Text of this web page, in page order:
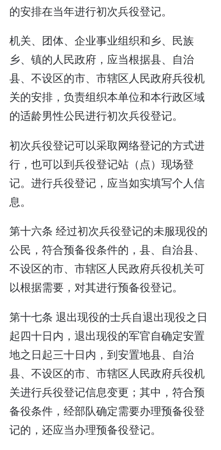
的安排在当年进行初次兵役登记。
机关、团体、企业事业组织和乡、民族
乡、镇的人民政府，应当根据县、自治
县、不设区的市、市辖区人民政府兵役机
关的安排，负责组织本单位和本行政区域
的适龄男性公民进行初次兵役登记。
初次兵役登记可以采取网络登记的方式进
行，也可以到兵役登记站（点）现场登
记。进行兵役登记，应当如实填写个人信
息。
第十六条 经过初次兵役登记的未服现役的
公民，符合预备役条件的，县、自治县、
不设区的市、市辖区人民政府兵役机关可
以根据需要，对其进行预备役登记。
第十七条 退出现役的士兵自退出现役之日
起四十日内，退出现役的军官自确定安置
地之日起三十日内，到安置地县、自治
县、不设区的市、市辖区人民政府兵役机
关进行兵役登记信息变更；其中，符合预
备役条件，经部队确定需要办理预备役登
记的，还应当办理预备役登记。